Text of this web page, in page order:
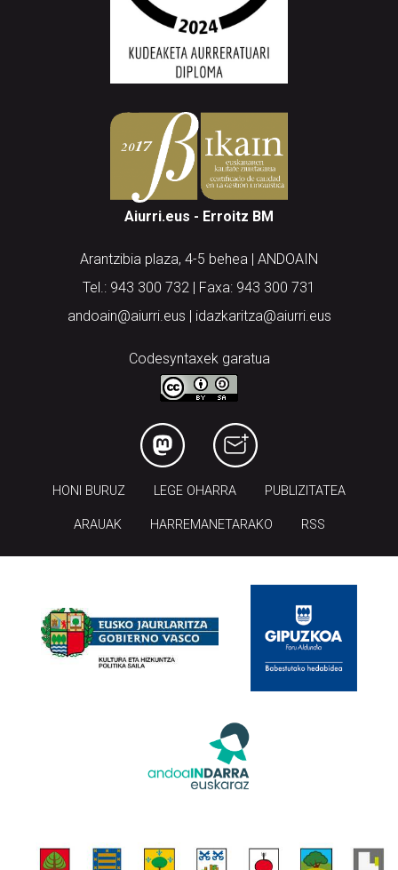
Aiurri.eus - Erroitz BM
Arantzibia plaza, 4-5 behea | ANDOAIN
Tel.: 943 300 732 | Faxa: 943 300 731
andoain@aiurri.eus | idazkaritza@aiurri.eus
Codesyntaxek garatua
HONI BURUZ LEGE OHARRA PUBLIZITATEA
ARAUAK HARREMANETARAKO RSS